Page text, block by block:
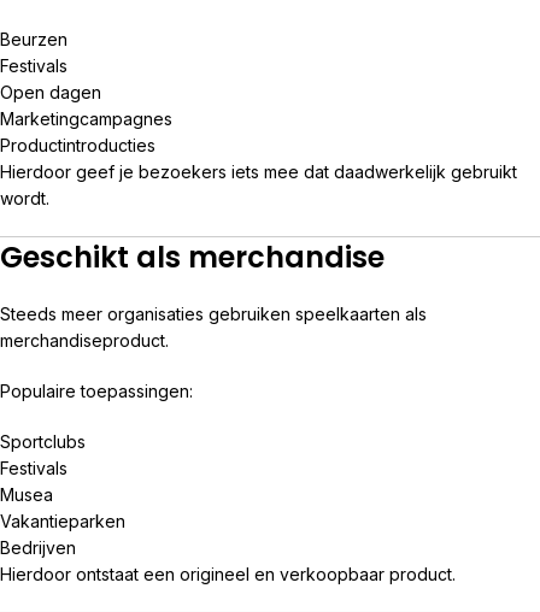
Beurzen
Festivals
Open dagen
Marketingcampagnes
Productintroducties
Hierdoor geef je bezoekers iets mee dat daadwerkelijk gebruikt
wordt.
Geschikt als merchandise
Steeds meer organisaties gebruiken speelkaarten als
merchandiseproduct.
Populaire toepassingen:
Sportclubs
Festivals
Musea
Vakantieparken
Bedrijven
Hierdoor ontstaat een origineel en verkoopbaar product.